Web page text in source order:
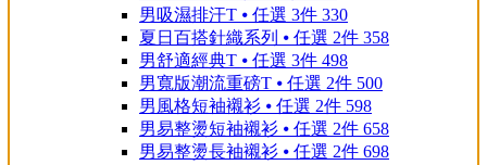
男吸濕排汗T ⦁ 任選 3件 330
夏日百搭針織系列 ⦁ 任選 2件 358
男舒適經典T ⦁ 任選 3件 498
男寬版潮流重磅T ⦁ 任選 2件 500
男風格短袖襯衫 ⦁ 任選 2件 598
男易整燙短袖襯衫 ⦁ 任選 2件 658
男易整燙長袖襯衫 ⦁ 任選 2件 698